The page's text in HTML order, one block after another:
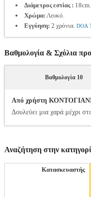
Διάμετρος εστίας : 18cm.
Χρώμα: Λευκό.
Εγγύηση: 2 χρόνια. DOA
Βαθμολογία & Σχόλια
Βαθμολογία 10
Από χρήστη
Δουλεύει μια χαρά μέχρι
Αναζήτηση στην
Κατασκευαστής